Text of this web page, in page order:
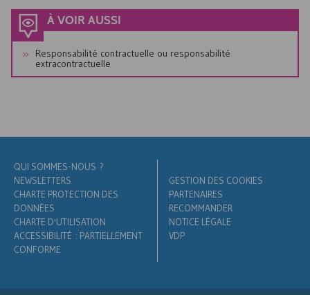
À VOIR AUSSI
Responsabilité contractuelle ou responsabilité
extracontractuelle
QUI SOMMES-NOUS ?
NEWSLETTERS
CHARTE PROTECTION DES
DONNÉES
CHARTE D'UTILISATION
ACCESSIBILITÉ : PARTIELLEMENT
CONFORME
GESTION DES COOKIES
PARTENAIRES
RECOMMANDER
NOTICE LÉGALE
VDP